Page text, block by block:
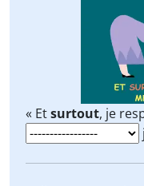
« Etsurtout, je